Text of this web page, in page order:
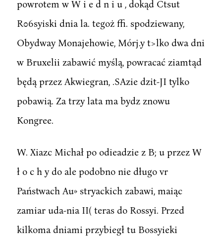
powrotem w W i e d n i u , dokąd Ctsut
R06syiski dnia la. tegoż ffi. spodziewany,
Obydway Monajehowie, Mórj.y t>lko dwa dni
w Bruxelii zabawić myślą, powracać ziamtąd
będą przez Akwiegran, .SAzie dzit-JI tylko
pobawią. Za trzy lata ma bydz znowu
Kongree.
W. Xiazc Michał po odieadzie z B; u przez W
ł o c h y do ale podobno nie długo vr
Państwach Au» stryackich zabawi, maiąc
zamiar uda-nia II( teras do Rossyi. Przed
kilkoma dniami przybiegł tu Bossyieki